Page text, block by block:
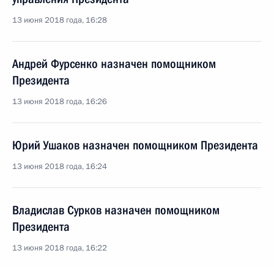
13 июня 2018 года, 16:28
Андрей Фурсенко назначен помощником
Президента
13 июня 2018 года, 16:26
Юрий Ушаков назначен помощником Президента
13 июня 2018 года, 16:24
Владислав Сурков назначен помощником
Президента
13 июня 2018 года, 16:22